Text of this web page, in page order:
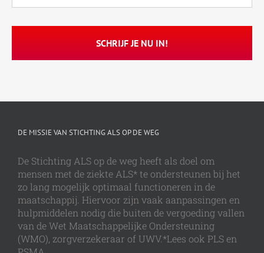
DE MISSIE VAN STICHTING ALS OP DE WEG
De Stichting ALS op de weg heeft als doel om
mensen met de ziekte ALS* te ondersteunen bij het
zo lang mogelijk optimaal functioneren in de
maatschappij. Hiervoor zijn vaak aanpassingen en
hulpmiddelen nodig die buiten de vergoeding vallen
van de Wet Maatschappelijke Ondersteuning
(WMO), zorgverzekeraar of UWV.*Lees ook PLS en